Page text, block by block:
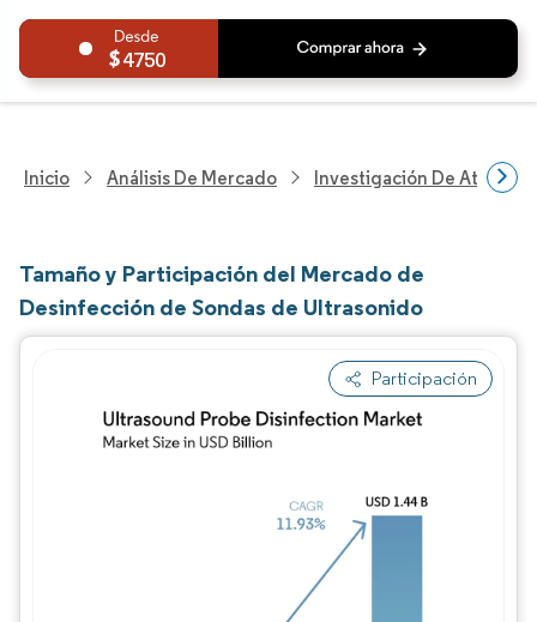
4750
Inicio Análisis De Mercado Investigación De
Tamaño y Participación del Mercado de
Desinfección de Sondas de Ultrasonido
Participación